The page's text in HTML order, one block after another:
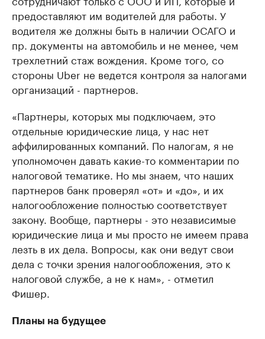
предоставляют им водителей для работы. У
водителя же должны быть в наличии ОСАГО и
пр. документы на автомобиль и не менее, чем
трехлетний стаж вождения. Кроме того, со
стороны Uber не ведется контроля за налогами
организаций - партнеров.
«Партнеры, которых мы подключаем, это
отдельные юридические лица, у нас нет
аффилированных компаний. По налогам, я не
уполномочен давать какие-то комментарии по
налоговой тематике. Но мы знаем, что наших
партнеров банк проверял «от» и «до», и их
налогообложение полностью соответствует
закону. Вообще, партнеры - это независимые
юридические лица и мы просто не имеем права
лезть в их дела. Вопросы, как они ведут свои
дела с точки зрения налогообложения, это к
налоговой службе, а не к нам», - отметил
Фишер.
Планы на будущее